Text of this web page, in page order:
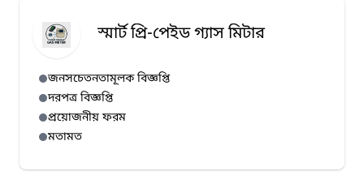
স্মার্ট প্রি-পেইড গ্যাস মিটার
জনসচেতনতামূলক বিজ্ঞপ্তি
দরপত্র বিজ্ঞপ্তি
প্রয়োজনীয় ফরম
মতামত